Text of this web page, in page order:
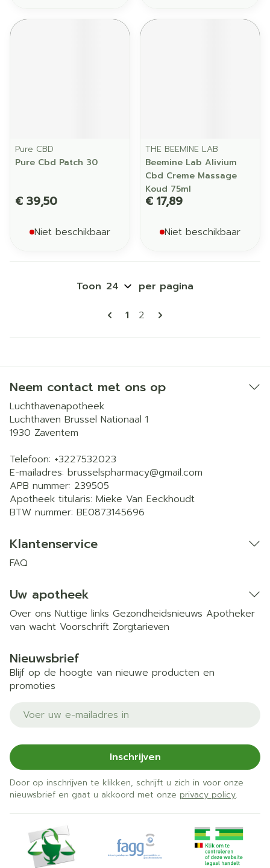
Pure CBD
Pure Cbd Patch 30
€ 39,50
Niet beschikbaar
THE BEEMINE LAB
Beemine Lab Alivium
Cbd Creme Massage
Koud 75ml
€ 17,89
Niet beschikbaar
Pagina's
U lees momenteel pagina
1 Pagina
2
Toon per pagina
Neem contact met ons op
Luchthavenapotheek
Luchthaven Brussel Nationaal 1
1930 Zaventem
Telefoon: +3227532023
E-mailadres: brusselspharmacy@gmail.com
APB nummer: 239505
Apotheek titularis: Mieke Van Eeckhoudt
BTW nummer: BE0873145696
Klantenservice
FAQ
Uw apotheek
Over ons Nuttige links Gezondheidsnieuws Apotheker
van wacht Voorschrift Zorgtarieven
Nieuwsbrief
Blijf op de hoogte van nieuwe producten en
promoties
E-mail adres
Inschrijven
Door op inschrijven te klikken, schrijft u zich in voor onze
nieuwsbrief en gaat u akkoord met onze privacy policy.